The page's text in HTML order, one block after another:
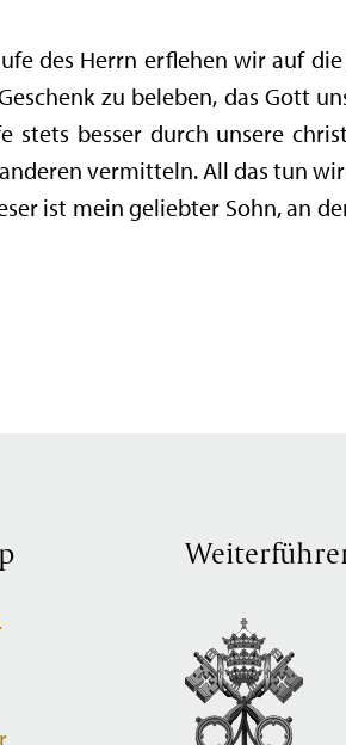
des Herrn erflehen wir auf
zu beleben, das Gott
stets besser durch unsere
vermitteln. All das tun
ist mein geliebter Sohn, an